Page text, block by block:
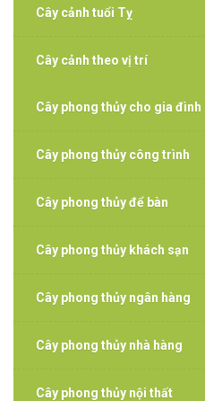
Cây cảnh tuổi Tỵ
Cây cảnh theo vị trí
Cây phong thủy cho gia đình
Cây phong thủy công trình
Cây phong thủy để bàn
Cây phong thủy khách sạn
Cây phong thủy ngân hàng
Cây phong thủy nhà hàng
Cây phong thủy nội thất